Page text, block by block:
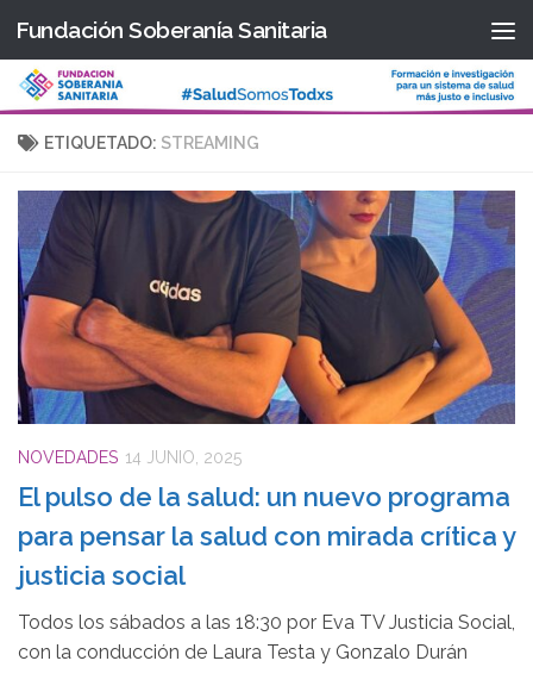
Saltar al contenido
Fundación Soberanía Sanitaria
ETIQUETADO: STREAMING
NOVEDADES 14 JUNIO, 2025
El pulso de la salud: un nuevo programa
para pensar la salud con mirada crítica y
justicia social
Todos los sábados a las 18:30 por Eva TV Justicia Social,
con la conducción de Laura Testa y Gonzalo Durán